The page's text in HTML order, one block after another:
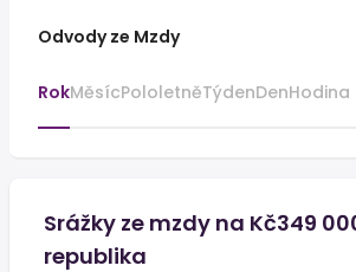
Odvody ze Mzdy
RokMěsícPololetněTýdenDenHodina
Srážky ze mzdy na Kč349
republika